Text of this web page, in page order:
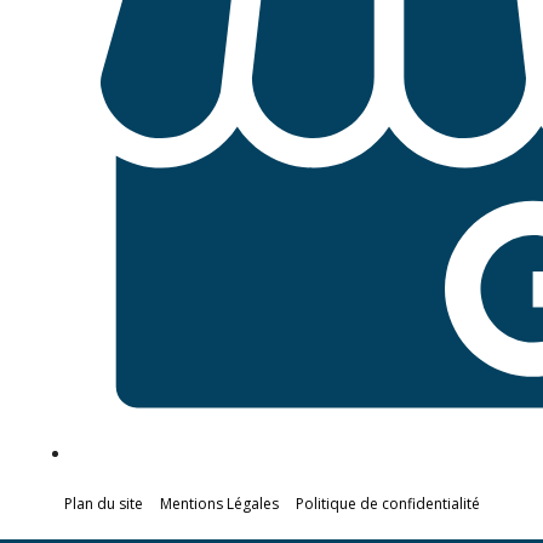
Plan du site Mentions Légales Politique de confidentialité